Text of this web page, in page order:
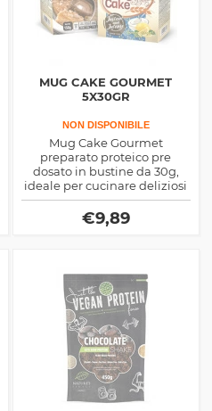
MUG CAKE GOURMET
5X30GR
NON DISPONIBILE
Mug Cake Gourmet
preparato proteico pre
dosato in bustine da 30g,
ideale per cucinare deliziosi
tortini in tazza, facile e
veloce, apporta nutriente
plastico ma pochi grassi e
€9,89